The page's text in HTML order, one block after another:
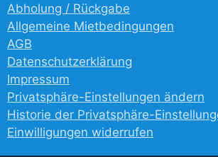
Abholung / Rückgabe
Allgemeine Mietbedingungen
AGB
Datenschutzerklärung
Impressum
Privatsphäre-Einstellungen ändern
Historie der Privatsphäre-
Einwilligungen widerrufen